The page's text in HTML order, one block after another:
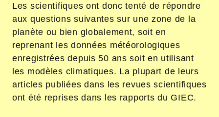
Les scientifiques ont donc tenté de répondre
aux questions suivantes sur une zone de la
planète ou bien globalement, soit en
reprenant les données météorologiques
enregistrées depuis 50 ans soit en utilisant
les modèles climatiques. La plupart de leurs
articles publiées dans les revues scientifiques
ont été reprises dans les rapports du GIEC.